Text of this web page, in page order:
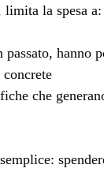
limita la spesa a:
passato, hanno
che